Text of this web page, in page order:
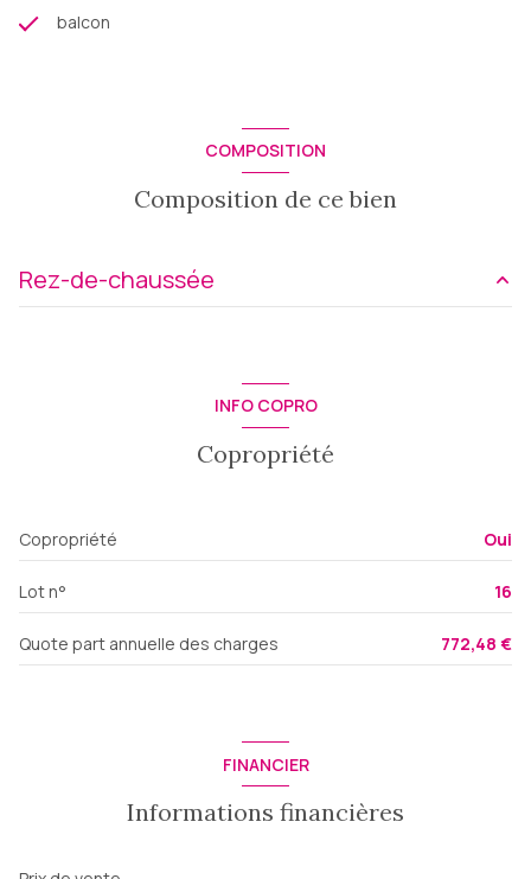
balcon
COMPOSITION
Composition de ce bien
Rez-de-chaussée
INFO COPRO
Copropriété
Copropriété Oui
Lot n° 16
Quote part annuelle des charges 772,48 €
FINANCIER
Informations financières